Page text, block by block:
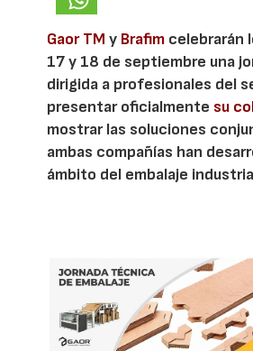
Gaor TM y Brafim celebrarán
17 y 18 de septiembre una
dirigida a profesionales del
presentar oficialmente su
mostrar las soluciones
ambas compañías han
ámbito del embalaje